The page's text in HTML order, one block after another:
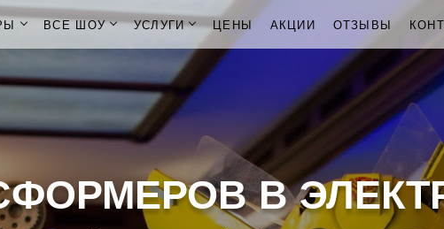
ВСЕ ШОУ УСЛУГИ ЦЕНЫ АКЦИИ ОТЗЫВЫ
В